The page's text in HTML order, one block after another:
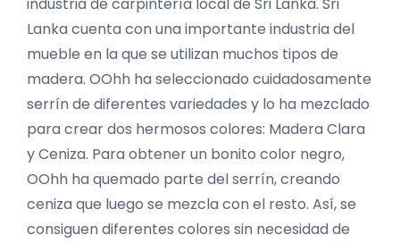
industria de carpintería local de Sri Lanka. Sri
Lanka cuenta con una importante industria del
mueble en la que se utilizan muchos tipos de
madera. OOhh ha seleccionado cuidadosamente
serrín de diferentes variedades y lo ha mezclado
para crear dos hermosos colores: Madera Clara
y Ceniza. Para obtener un bonito color negro,
OOhh ha quemado parte del serrín, creando
ceniza que luego se mezcla con el resto. Así, se
consiguen diferentes colores sin necesidad de